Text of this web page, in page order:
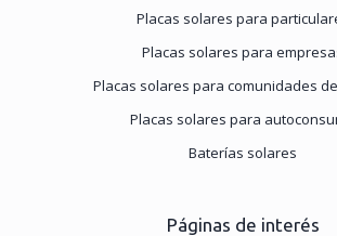
Placas solares para
Placas solares para
Placas solares para comunidades
Placas solares para
Baterías solares
Páginas de interés